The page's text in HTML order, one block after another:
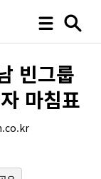
빈그룹
마침표